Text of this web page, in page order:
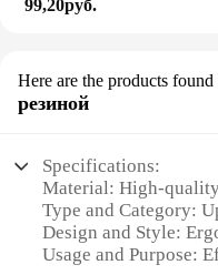
99,20руб.
Here are the products found
резиной
Specifications:
Material: High-
Type and Category:
Design and Style:
Usage and Purpose: